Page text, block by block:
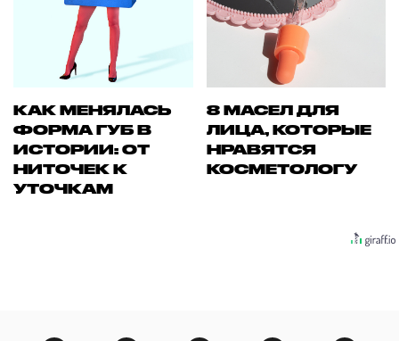
КАК МЕНЯЛАСЬ
ФОРМА ГУБ В
ИСТОРИИ: ОТ
НИТОЧЕК К
УТОЧКАМ
8 МАСЕЛ ДЛЯ
ЛИЦА, КОТОРЫЕ
НРАВЯТСЯ
КОСМЕТОЛОГУ